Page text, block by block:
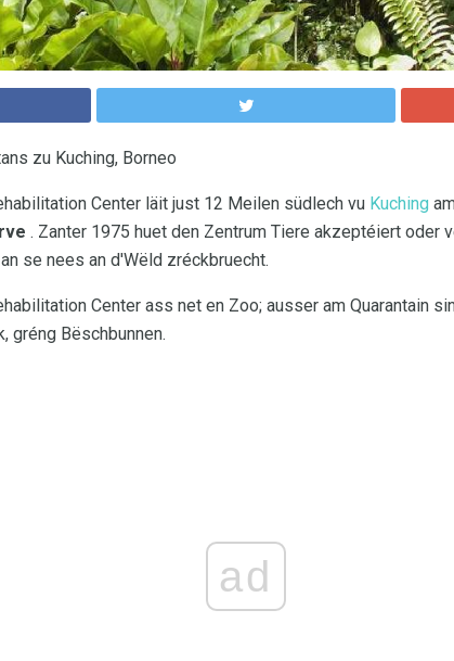
zu Kuching, Borneo
Center läit just 12 Meilen südlech vu Kuching
. Zanter 1975 huet den Zentrum Tiere akzeptéiert oder
se nees an d'Wëld zréckbruecht.
Center ass net en Zoo; ausser am Quarantain
gréng Bëschbunnen.
ad